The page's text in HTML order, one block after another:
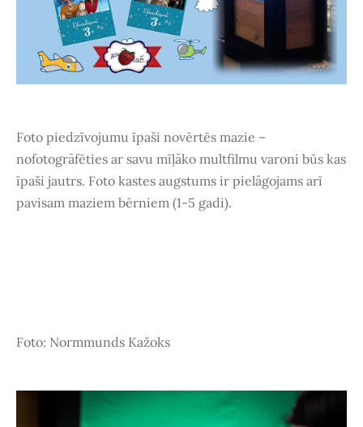
Foto piedzīvojumu īpaši novērtēs mazie –
nofotogrāfēties ar savu mīļāko multfilmu varoni būs kas
īpaši jautrs. Foto kastes augstums ir pielāgojams arī
pavisam maziem bērniem (1-5 gadi).
Foto: Normmunds Kažoks